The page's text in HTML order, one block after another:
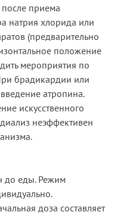
после приема
натрия хлорида или
(предварительно
положение
мероприятия по
брадикардии или
атропина.
искусственного
неэффективен
до еды. Режим
доза составляет